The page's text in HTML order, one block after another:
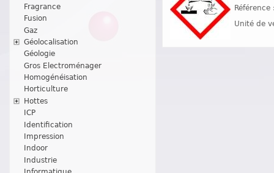
Fragrance
Fusion
Gaz
Géolocalisation
Géologie
Gros Electroménager
Homogénéisation
Horticulture
Hottes
ICP
Identification
Impression
Indoor
Industrie
Unité de